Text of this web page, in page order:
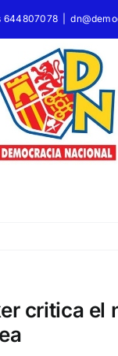
644807078
critica el